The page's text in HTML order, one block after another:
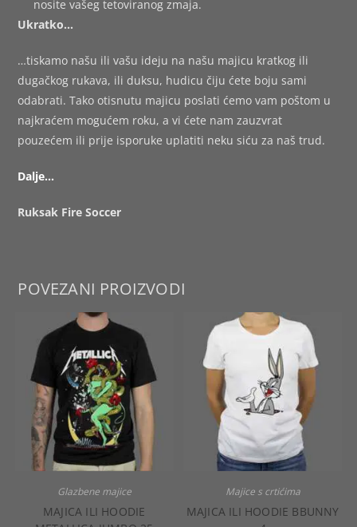
nosite vašeg tetoviranog zmaja.
Ukratko…
…tiskamo našu ili vašu ideju na našu majicu kratkog ili
dugačkog rukava, ili duksu, hudicu čiju ćete boju sami
odabrati. Tako otisnutu majicu poslati ćemo vam poštom u
najkraćem mogućem roku, a vi ćete nam zauzvrat
pouzećem ili prije isporuke uplatiti neku siću za naš trud.
Dalje…
Ruksak Fire Soccer
POVEZANI PROIZVODI
Glazbene majice
MAJICA ILI HOODIE
Majice s crtićima
MAJICA ILI HOODIE BBUNNY